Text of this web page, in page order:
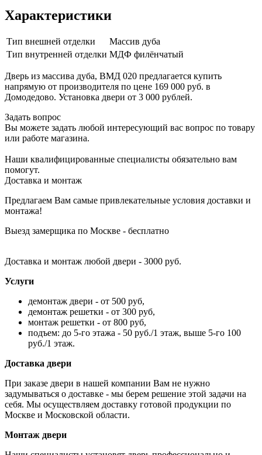
Характеристики
Тип внешней отделки
Массив дуба
Тип внутренней отделки МДФ филёнчатый
Дверь из массива дуба, ВМД 020 предлагается купить
напрямую от производителя по цене 169 000 руб. в
Домодедово. Установка двери от 3 000 рублей.
Задать вопрос
Вы можете задать любой интересующий вас вопрос по товару
или работе магазина.
Наши квалифицированные специалисты обязательно вам
помогут.
Доставка и монтаж
Предлагаем Вам самые привлекательные условия доставки и
монтажа!
Выезд замерщика по Москве - бесплатно
Доставка и монтаж любой двери - 3000 руб.
Услуги
демонтаж двери - от 500 руб,
демонтаж решетки - от 300 руб,
монтаж решетки - от 800 руб,
подъем: до 5-го этажа - 50 руб./1 этаж, выше 5-го 100
руб./1 этаж.
Доставка двери
При заказе двери в нашей компании Вам не нужно
задумываться о доставке - мы берем решение этой задачи на
себя. Мы осуществляем доставку готовой продукции по
Москве и Московской области.
Монтаж двери